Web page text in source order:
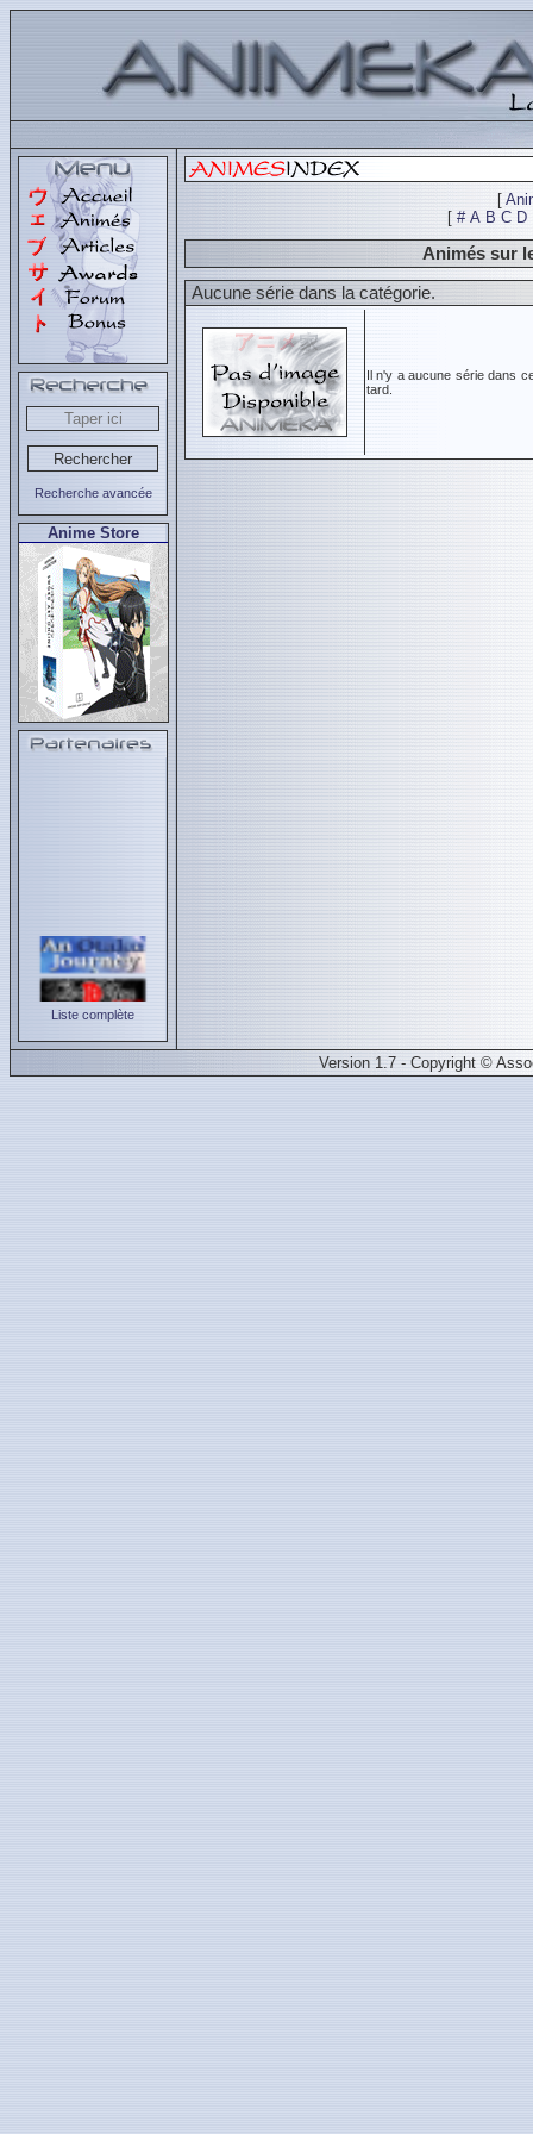
Recherche avancée
Anime Store
Liste complète
[
[ # A B C D
Animés sur
Aucune série dans la catégorie.
Il n'y a aucune série dans
tard.
Version 1.7 - Copyright ©